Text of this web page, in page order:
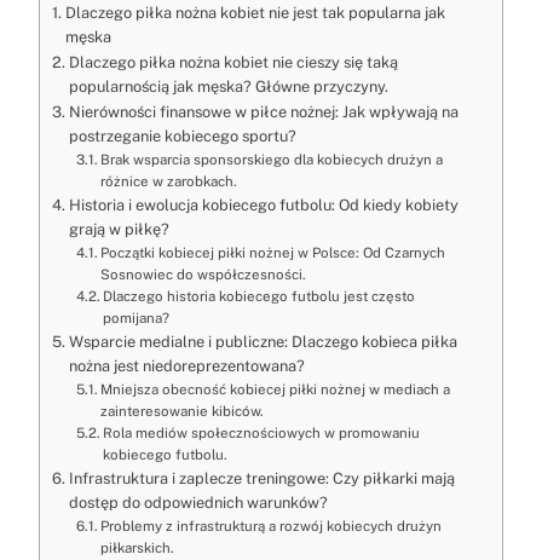
Dlaczego piłka nożna kobiet nie jest tak popularna jak
męska
Dlaczego piłka nożna kobiet nie cieszy się taką
popularnością jak męska? Główne przyczyny.
Nierówności finansowe w piłce nożnej: Jak wpływają na
postrzeganie kobiecego sportu?
Brak wsparcia sponsorskiego dla kobiecych drużyn a
różnice w zarobkach.
Historia i ewolucja kobiecego futbolu: Od kiedy kobiety
grają w piłkę?
Początki kobiecej piłki nożnej w Polsce: Od Czarnych
Sosnowiec do współczesności.
Dlaczego historia kobiecego futbolu jest często
pomijana?
Wsparcie medialne i publiczne: Dlaczego kobieca piłka
nożna jest niedoreprezentowana?
Mniejsza obecność kobiecej piłki nożnej w mediach a
zainteresowanie kibiców.
Rola mediów społecznościowych w promowaniu
kobiecego futbolu.
Infrastruktura i zaplecze treningowe: Czy piłkarki mają
dostęp do odpowiednich warunków?
Problemy z infrastrukturą a rozwój kobiecych drużyn
piłkarskich.